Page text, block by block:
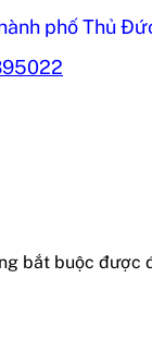
phố Thủ
bắt buộc được